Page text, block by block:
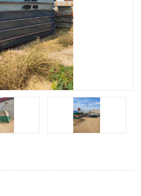
全自动输送机
食品螺旋塔
木材撕碎机